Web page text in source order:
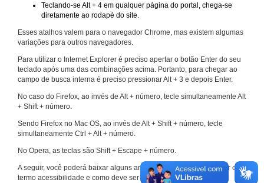
Teclando-se Alt + 4 em qualquer página do portal, chega-se
diretamente ao rodapé do site.
Esses atalhos valem para o navegador Chrome, mas existem algumas
variações para outros navegadores.
Para utilizar o Internet Explorer é preciso apertar o botão Enter do seu
teclado após uma das combinações acima. Portanto, para chegar ao
campo de busca interna é preciso pressionar Alt + 3 e depois Enter.
No caso do Firefox, ao invés de Alt + número, tecle simultaneamente Alt
+ Shift + número.
Sendo Firefox no Mac OS, ao invés de Alt + Shift + número, tecle
simultaneamente Ctrl + Alt + número.
No Opera, as teclas são Shift + Escape + número.
A seguir, você poderá baixar alguns arquivos que explicam melhor o
termo acessibilidade e como deve ser implementado nos sites da